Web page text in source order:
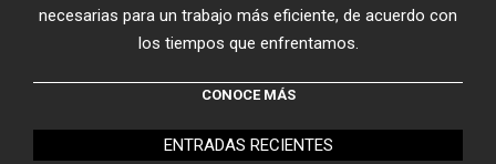
necesarias para un trabajo más eficiente, de acuerdo con
los tiempos que enfrentamos.
CONOCE MÁS
ENTRADAS RECIENTES